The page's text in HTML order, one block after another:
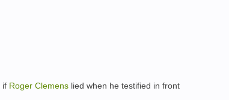
if Roger Clemens lied when he testified in front